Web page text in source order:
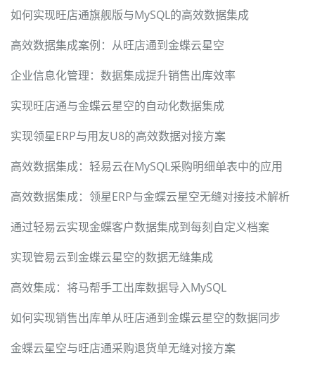
如何实现旺店通旗舰版与MySQL的高效数据集成
高效数据集成案例：从旺店通到金蝶云星空
企业信息化管理：数据集成提升销售出库效率
实现旺店通与金蝶云星空的自动化数据集成
实现领星ERP与用友U8的高效数据对接方案
高效数据集成：轻易云在MySQL采购明细单表中的应用
高效数据集成：领星ERP与金蝶云星空无缝对接技术解析
通过轻易云实现金蝶客户数据集成到每刻自定义档案
实现管易云到金蝶云星空的数据无缝集成
高效集成：将马帮手工出库数据导入MySQL
如何实现销售出库单从旺店通到金蝶云星空的数据同步
金蝶云星空与旺店通采购退货单无缝对接方案